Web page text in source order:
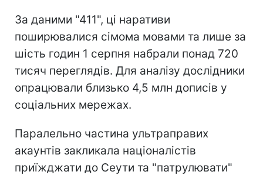
За даними "411", ці наративи
поширювалися сімома мовами та лише за
шість годин 1 серпня набрали понад 720
тисяч переглядів. Для аналізу дослідники
опрацювали близько 4,5 млн дописів у
соціальних мережах.
Паралельно частина ультраправих
акаунтів закликала націоналістів
приїжджати до Сеути та "патрулювати"